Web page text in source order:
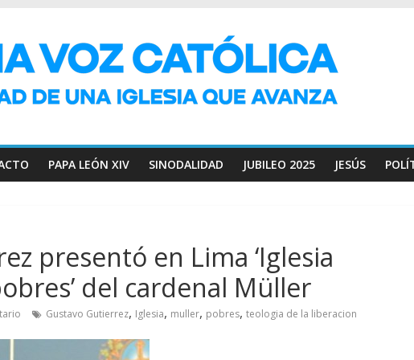
PAPA LEÓN XIV SINODALIDAD JUBILEO 2025 JESÚS
presentó en Lima ‘Iglesia
del cardenal Müller
Gustavo Gutierrez, Iglesia, muller, pobres, teologia de la liberacion